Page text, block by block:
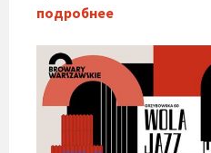
подробнее